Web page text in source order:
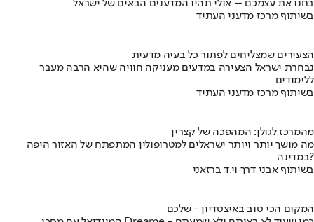
בחנו את עצמכם – אולי תהיו המדענים הבאים של ישראל
בשיתוף מרכז מדעני העתיד
הצעירים שמצליחים לפתור כל בעיה מדעית
נבחרת ישראל הצעירה במדעים מעניקה חוויה שהיא הרבה מעבר
ללימודים
בשיתוף מרכז מדעני העתיד
מהמרכז לגולן: המהפכה של קצרין
מה מושך יותר ויותר ישראלים למטרופולין המתפתח של האזור היפה
במדינה?
בשיתוף אבני דרך וי.ד ברזאני
המקום הכי טוב באיצטדיון - שלכם